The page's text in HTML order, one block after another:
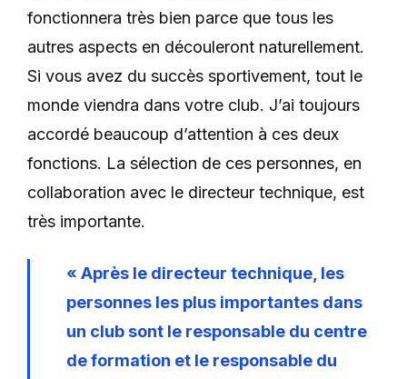
fonctionnera très bien parce que tous les
autres aspects en découleront naturellement.
Si vous avez du succès sportivement, tout le
monde viendra dans votre club. J’ai toujours
accordé beaucoup d’attention à ces deux
fonctions. La sélection de ces personnes, en
collaboration avec le directeur technique, est
très importante.
« Après le directeur technique, les
personnes les plus importantes dans
un club sont le responsable du centre
de formation et le responsable du